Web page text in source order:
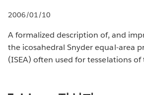
2006/01/10
A formalized description of, and
the icosahedral Snyder equal-area
(ISEA) often used for tesselations of